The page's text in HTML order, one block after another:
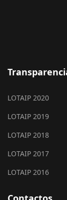
LOTAIP 2020
LOTAIP 2019
LOTAIP 2018
LOTAIP 2017
LOTAIP 2016